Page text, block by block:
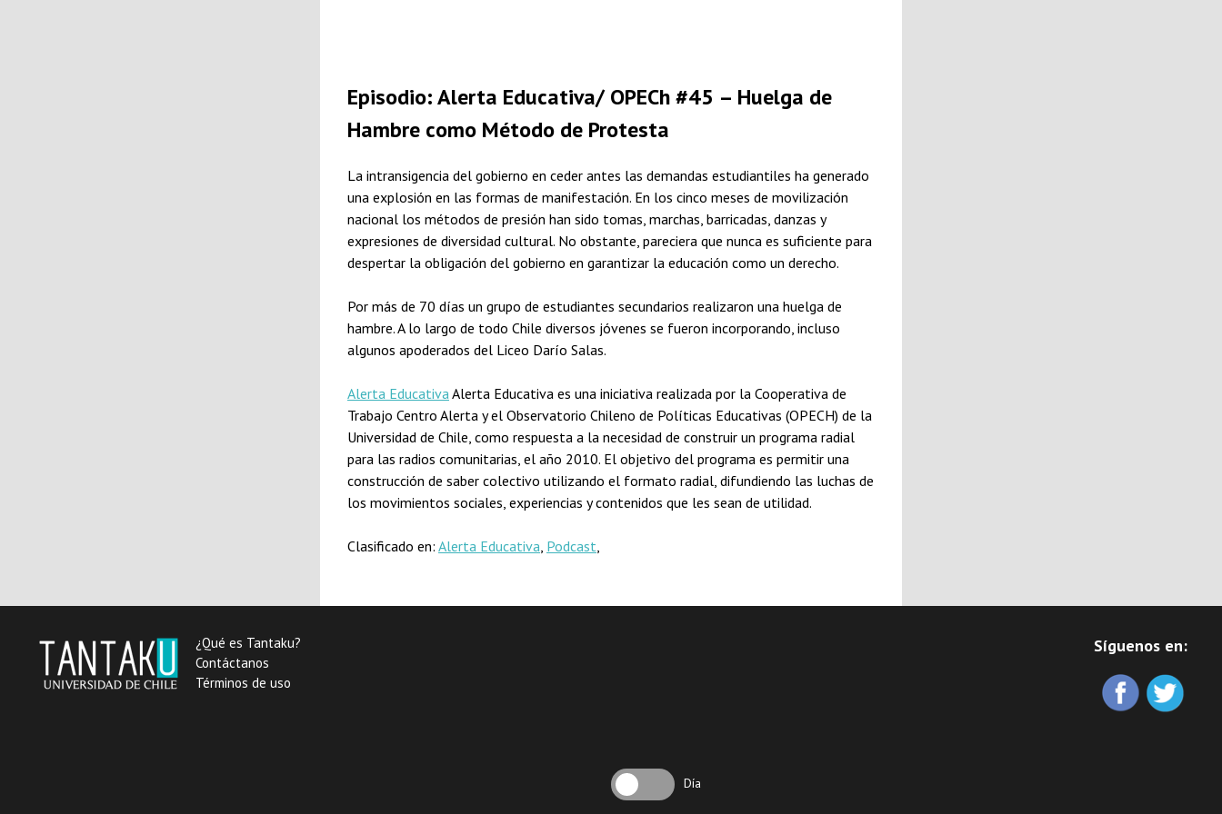
Episodio: Alerta Educativa/ OPECh #45 – Huelga de
Hambre como Método de Protesta
La intransigencia del gobierno en ceder antes las demandas estudiantiles ha generado
una explosión en las formas de manifestación. En los cinco meses de movilización
nacional los métodos de presión han sido tomas, marchas, barricadas, danzas y
expresiones de diversidad cultural. No obstante, pareciera que nunca es suficiente para
despertar la obligación del gobierno en garantizar la educación como un derecho.
Por más de 70 días un grupo de estudiantes secundarios realizaron una huelga de
hambre. A lo largo de todo Chile diversos jóvenes se fueron incorporando, incluso
algunos apoderados del Liceo Darío Salas.
Alerta EducativaAlerta Educativa es una iniciativa realizada por la Cooperativa de
Trabajo Centro Alerta y el Observatorio Chileno de Políticas Educativas (OPECH) de la
Universidad de Chile, como respuesta a la necesidad de construir un programa radial
para las radios comunitarias, el año 2010. El objetivo del programa es permitir una
construcción de saber colectivo utilizando el formato radial, difundiendo las luchas de
los movimientos sociales, experiencias y contenidos que les sean de utilidad.
Clasificado en: Alerta Educativa, Podcast,
¿Qué es Tantaku?
Contáctanos
Términos de uso
Síguenos en:
Día